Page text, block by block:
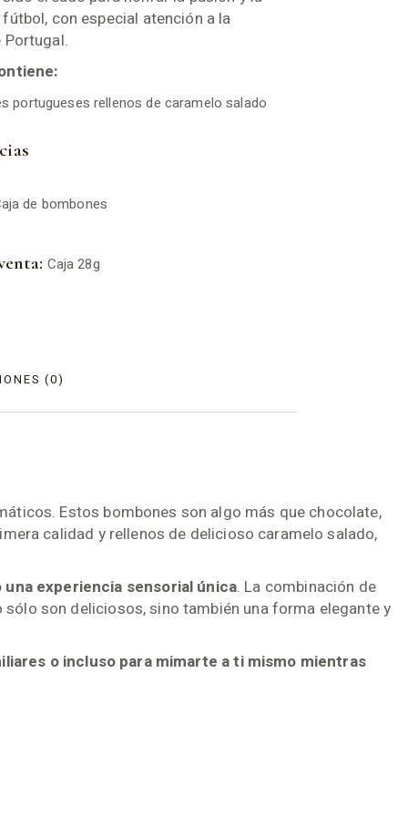
con especial atención a la
portugueses rellenos de caramelo salado
de bombones
Caja 28g
(0)
Estos bombones son algo más que chocolate,
calidad y rellenos de delicioso caramelo salado,
experiencia sensorial única. La combinación de
son deliciosos, sino también una forma elegante y
o incluso para mimarte a ti mismo mientras